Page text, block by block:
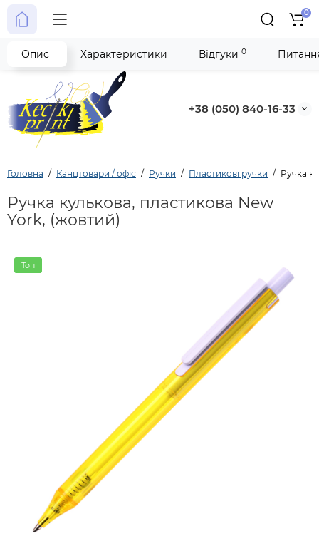
+38 (050) 840-16-33
0
Головна Канцтовари / офіс Ручки Пластикові ручки Ручка
Ручка кулькова, пластикова New
York, (жовтий)
Топ
Опис Характеристики Відгуки 0